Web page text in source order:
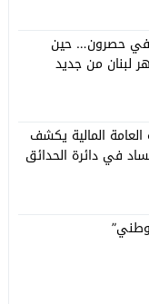
في حصرون… حين
لبنان من جديد
العامة المالية يكشف
في دائرة الحدائق